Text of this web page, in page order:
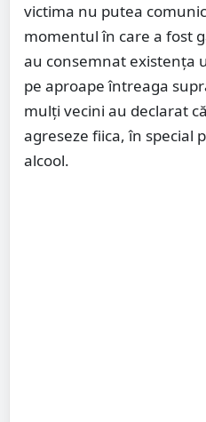
victima nu putea
momentul în care a fost
au consemnat existența
pe aproape întreaga
mulți vecini au declarat
agreseze fiica, în special
alcool.